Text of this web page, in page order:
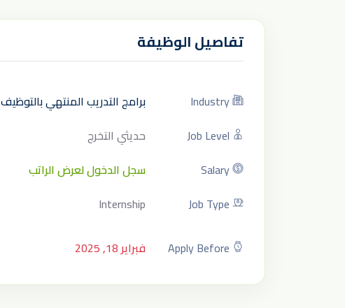
تفاصيل الوظيفة
Industry
برامج التدريب المنتهي بالتوظيف
Job Level
حديثي التخرج
Salary
سجل الدخول لعرض الراتب
Job Type
Internship
Apply Before
فبراير 18, 2025